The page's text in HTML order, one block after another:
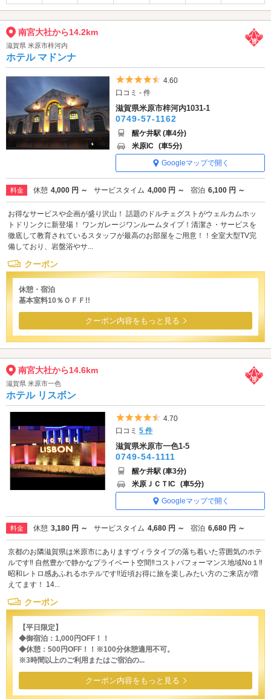
南宮大社から14.2km
滋賀県 米原市梓河内
ホテル マドンナ
5つ星のうち4.5
4.60
口コミ - 件
滋賀県米原市梓河内1031-1
0749-57-1162
醒ケ井駅 (車4分)
米原IC (車5分)
Googleマップで開く
料金 休憩 4,000 円 ～ サービスタイム 4,000 円 ～ 宿泊 6,100 円 ～
お得なサービスや企画が盛り沢山！ 話題のドルチェグストがウェルカムホッ
トドリンクに新登場！ ワンガレージワンルームタイプ！清潔さ・サービスを
徹底して教育されているスタッフが最高のお部屋をご用意！！全室大型TV完
備しており、岩盤浴やサ...
クーポン
休憩・宿泊
基本室料10％ＯＦＦ!!
クーポン内容をもっと見る
南宮大社から14.6km
滋賀県 米原市一色
ホテル リスボン
5つ星のうち4.5
4.70
口コミ5 件
滋賀県米原市一色1-5
0749-54-1111
醒ケ井駅 (車3分)
米原ＪＣＴIC (車5分)
Googleマップで開く
料金 休憩 3,180 円 ～ サービスタイム 4,680 円 ～ 宿泊 6,680 円 ～
京都のお隣滋賀県は米原市にありますヴィラタイプの落ち着いた雰囲気のホテ
ルです‼ 自然豊かで静かなプライベート空間‼コストパフォーマンス地域No１‼
昭和レトロ感あふれるホテルです‼近頃お得に旅を楽しみたい方のご来店が増
えてます！ 14...
クーポン
【平日限定】
◆御宿泊：1,000円OFF！！
◆休憩：500円OFF！！※100分休憩適用不可。
※3時間以上のご利用またはご宿泊の...
クーポン内容をもっと見る